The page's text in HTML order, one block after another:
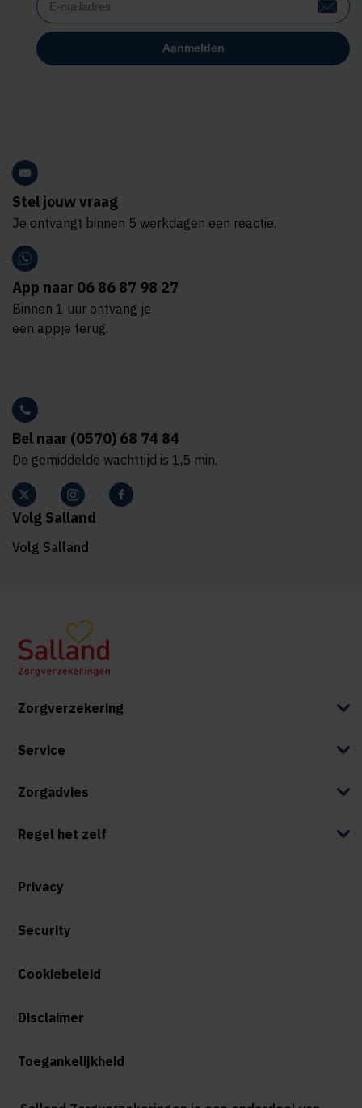
Stel jouw vraag
Je ontvangt binnen 5 werkdagen een reactie.
App naar 06 86 87 98 27
Binnen 1 uur ontvang je
een appje terug.
Bel naar (0570) 68 74 84
De gemiddelde wachttijd is 1,5 min.
Volg Salland
Volg Salland
Zorgverzekering
Service
Zorgadvies
Regel het zelf
Privacy
Security
Cookiebeleid
Disclaimer
Toegankelijkheid